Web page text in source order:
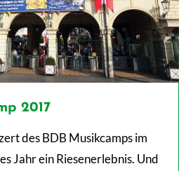
2017
des BDB Musikcamps im
Jahr ein Riesenerlebnis. Und